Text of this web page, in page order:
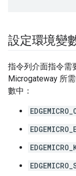
設定環境變
指令列介面指令需
Microgateway 所
數中：